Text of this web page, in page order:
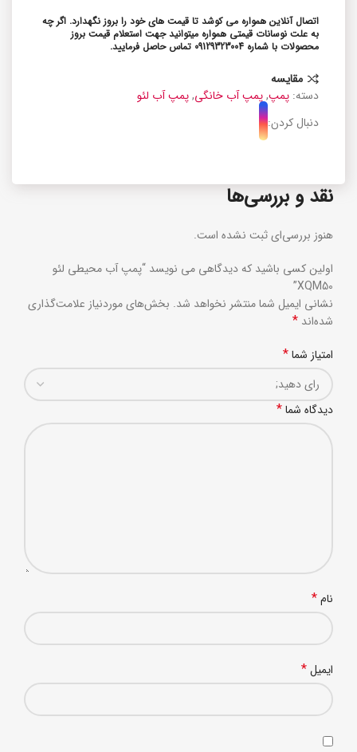
اتصال آنلاین همواره می کوشد تا قیمت های خود را بروز نگهدارد. اگر چه
به علت نوسانات قیمتی همواره میتوانید جهت استعلام قیمت بروز
محصولات با شماره 09129323004 تماس حاصل فرمایید.
مقایسه
دسته: پمپ,پمپ آب خانگی,پمپ آب لئو
دنبال کردن:
نقد و بررسی‌ها
هنوز بررسی‌ای ثبت نشده است.
اولین کسی باشید که دیدگاهی می نویسد “پمپ آب محیطی لئو
XQM50”
نشانی ایمیل شما منتشر نخواهد شد. بخش‌های موردنیاز علامت‌گذاری
شده‌اند *
امتیاز شما*
دیدگاه شما*
نام*
ایمیل*